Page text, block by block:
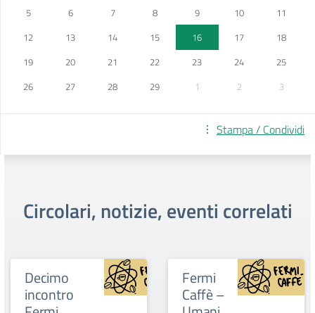
5
6 7 8 9 10
11
12
13 14 15 16 17
18
19
20 21 22 23 24
25
26
27 28 29 1 2 3
Stampa / Condividi
Circolari, notizie, eventi correlati
Decimo
incontro
Fermi
Caffè –